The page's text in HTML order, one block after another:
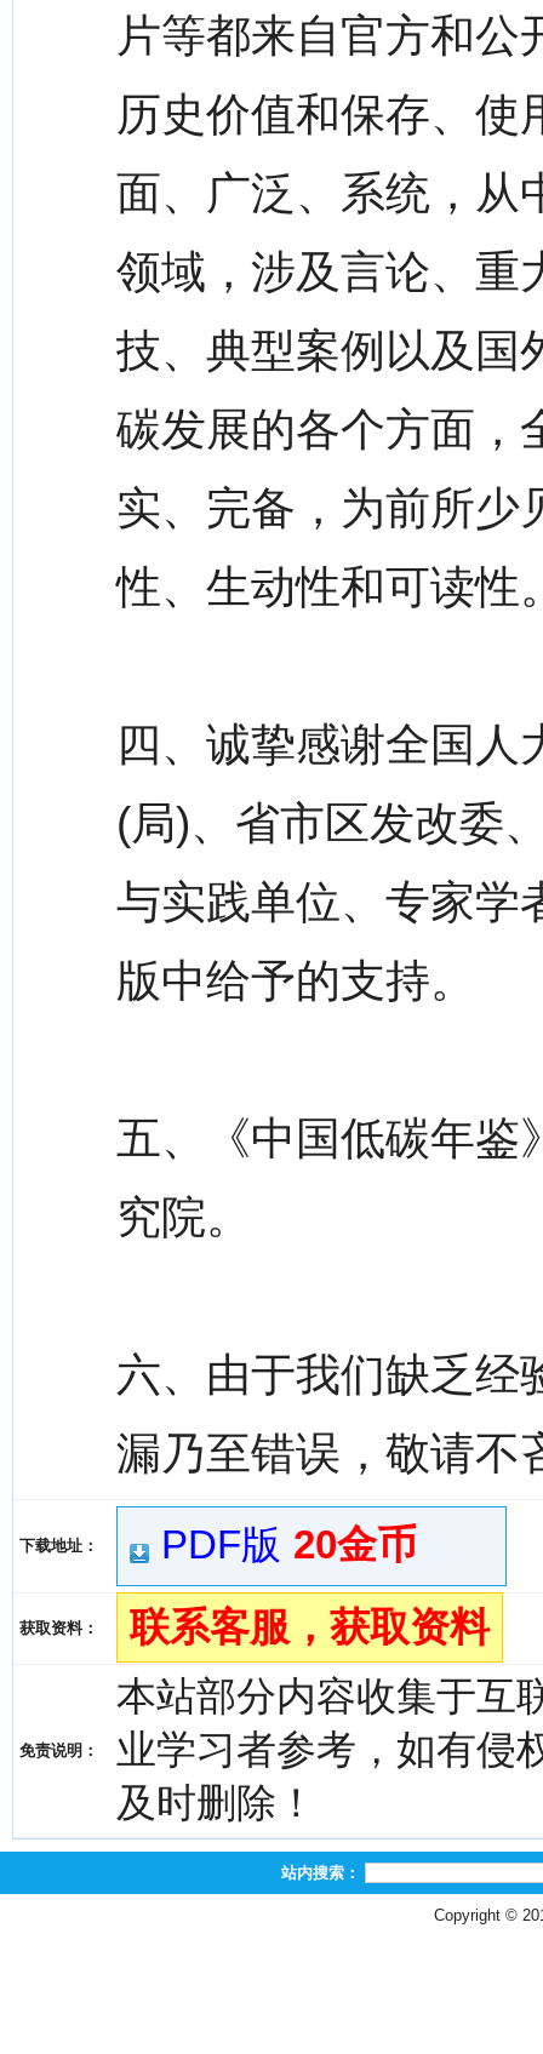
片等都来自官方和
历史价值和保存、使
面、广泛、系统，从
领域，涉及言论、重
技、典型案例以及国
碳发展的各个方面，
实、完备，为前所少
性、生动性和可读性
四、诚挚感谢全国
(局)、省市区发改委
与实践单位、专家学
版中给予的支持。
五、《中国低碳年鉴
究院。
六、由于我们缺乏经
漏乃至错误，敬请不
下载地址： PDF版 20金币
获取资料： 联系客服，获取资料
免责说明：
本站部分内容收集于互
业学习者参考，如有侵
及时删除！
站内搜索：
Copyright ©